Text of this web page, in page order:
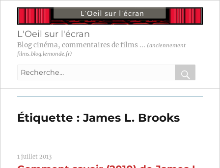
L'Oeil sur l'écran
Blog cinéma, commentaires de films ... (anciennement
films.blog.lemonde.fr)
Recherche
:
OK
Étiquette :James L. Brooks
1 juillet 2013